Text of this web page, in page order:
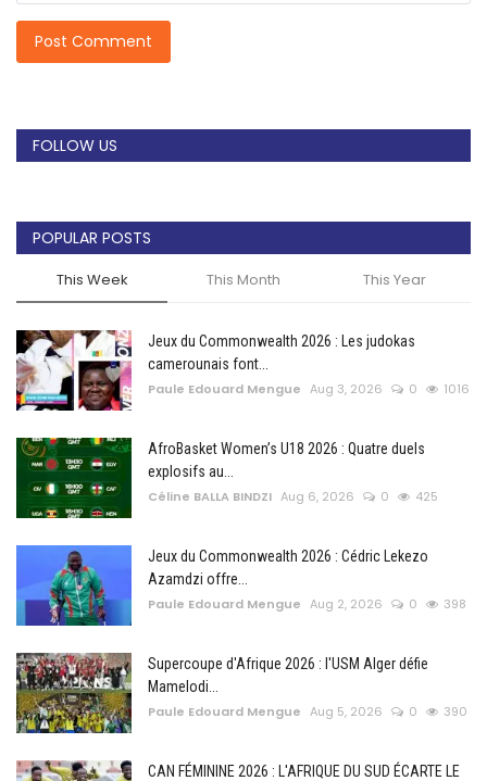
Post Comment
FOLLOW US
POPULAR POSTS
This Week This Month This Year
Jeux du Commonwealth 2026 : Les judokas
camerounais font...
Paule Edouard Mengue Aug 3, 2026 0 1016
AfroBasket Women’s U18 2026 : Quatre duels
explosifs au...
Céline BALLA BINDZI Aug 6, 2026 0 425
Jeux du Commonwealth 2026 : Cédric Lekezo
Azamdzi offre...
Paule Edouard Mengue Aug 2, 2026 0 398
Supercoupe d'Afrique 2026 : l'USM Alger défie
Mamelodi...
Paule Edouard Mengue Aug 5, 2026 0 390
CAN FÉMININE 2026 : L'AFRIQUE DU SUD ÉCARTE LE